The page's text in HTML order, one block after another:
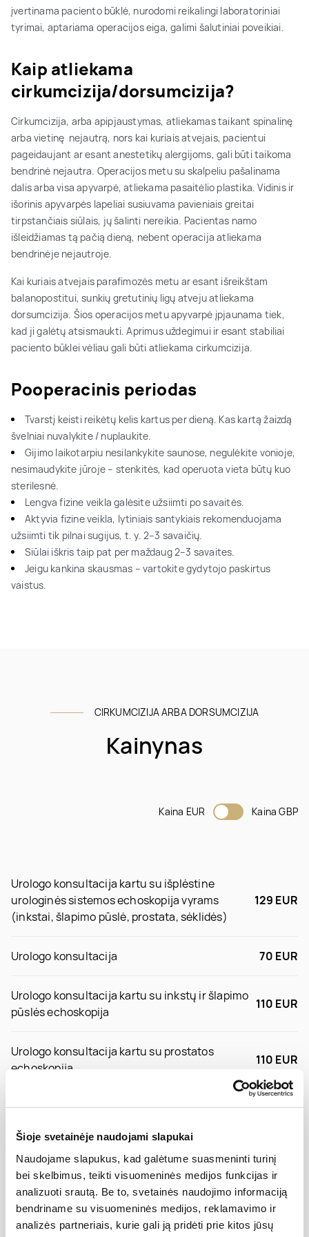
Šioje svetainėje naudojami slapukai
Naudojame slapukus, kad galėtume suasmeninti turinį
bei skelbimus, teikti visuomeninės medijos funkcijas ir
analizuoti srautą. Be to, svetainės naudojimo informaciją
bendriname su visuomeninės medijos, reklamavimo ir
analizės partneriais, kurie gali ją pridėti prie kitos jūsų
įvertinama paciento būklė, nurodomi reikalingi laboratoriniai
tyrimai, aptariama operacijos eiga, galimi šalutiniai poveikiai.
Kaip atliekama
cirkumcizija/dorsumcizija?
Cirkumcizija, arba apipjaustymas, atliekamas taikant spinalinę
arba vietinę nejautrą, nors kai kuriais atvejais, pacientui
pageidaujant ar esant anestetikų alergijoms, gali būti taikoma
bendrinė nejautra. Operacijos metu su skalpeliu pašalinama
dalis arba visa apyvarpė, atliekama pasaitėlio plastika. Vidinis ir
išorinis apyvarpės lapeliai susiuvama pavieniais greitai
tirpstančiais siūlais, jų šalinti nereikia. Pacientas namo
išleidžiamas tą pačią dieną, nebent operacija atliekama
bendrinėje nejautroje.
Kai kuriais atvejais parafimozės metu ar esant išreikštam
balanopostitui, sunkių gretutinių ligų atveju atliekama
dorsumcizija. Šios operacijos metu apyvarpė įpjaunama tiek,
kad ji galėtų atsismaukti. Aprimus uždegimui ir esant stabiliai
paciento būklei vėliau gali būti atliekama cirkumcizija.
Pooperacinis periodas
Tvarstį keisti reikėtų kelis kartus per dieną. Kas kartą žaizdą
švelniai nuvalykite / nuplaukite.
Gijimo laikotarpiu nesilankykite saunose, negulėkite vonioje,
nesimaudykite jūroje – stenkitės, kad operuota vieta būtų kuo
sterilesnė.
Lengva fizine veikla galėsite užsiimti po savaitės.
Aktyvia fizine veikla, lytiniais santykiais rekomenduojama
užsiimti tik pilnai sugijus, t. y. 2–3 savaičių.
Siūlai iškris taip pat per maždaug 2–3 savaites.
Jeigu kankina skausmas – vartokite gydytojo paskirtus
vaistus.
CIRKUMCIZIJA ARBA DORSUMCIZIJA
Kainynas
Kaina EUR Kaina GBP
Urologo konsultacija kartu su išplėstine
urologinės sistemos echoskopija vyrams
(inkstai, šlapimo pūslė, prostata, sėklidės)
129 EUR
Urologo konsultacija 70 EUR
Urologo konsultacija kartu su inkstų ir šlapimo
pūslės echoskopija
110 EUR
Urologo konsultacija kartu su prostatos
echoskopija
110 EUR
Urologo konsultacija kartu su sėklidžių
Cirkumcizija arba
dorsumcizija
1000 EUR
*Galimas finansavimas PSDF lėšomis
Cistoskopija: šlaplės ir
750 EUR